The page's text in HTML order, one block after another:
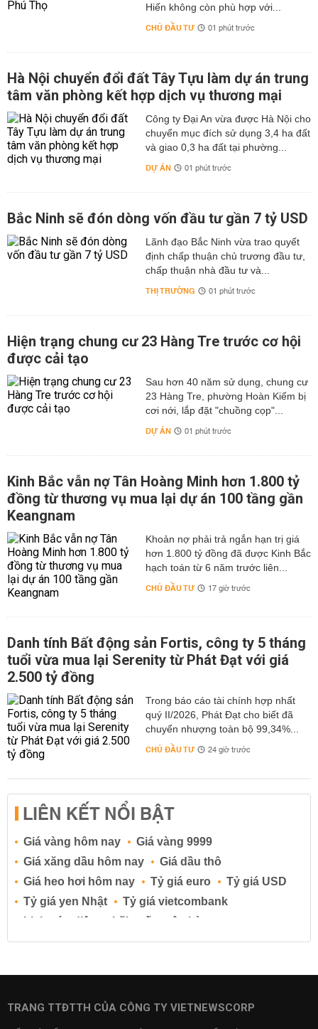
Hiến không còn phù hợp với...
CHỦ ĐẦU TƯ 01 phút trước
Hà Nội chuyển đổi đất Tây Tựu làm dự án trung
tâm văn phòng kết hợp dịch vụ thương mại
Công ty Đại An vừa được Hà Nội cho
chuyển mục đích sử dụng 3,4 ha đất
và giao 0,3 ha đất tại phường...
DỰ ÁN 01 phút trước
Bắc Ninh sẽ đón dòng vốn đầu tư gần 7 tỷ USD
Lãnh đạo Bắc Ninh vừa trao quyết
định chấp thuận chủ trương đầu tư,
chấp thuận nhà đầu tư và...
THỊ TRƯỜNG 01 phút trước
Hiện trạng chung cư 23 Hàng Tre trước cơ hội
được cải tạo
Sau hơn 40 năm sử dụng, chung cư
23 Hàng Tre, phường Hoàn Kiếm bị
cơi nới, lắp đặt "chuồng cọp"...
DỰ ÁN 01 phút trước
Kinh Bắc vẫn nợ Tân Hoàng Minh hơn 1.800 tỷ
đồng từ thương vụ mua lại dự án 100 tầng gần
Keangnam
hơn 1.800 tỷ đồng đã được Kinh Bắc
hạch toán từ 6 năm trước liên...
CHỦ ĐẦU TƯ 17 giờ trước
Danh tính Bất động sản Fortis, công ty 5 tháng
tuổi vừa mua lại Serenity từ Phát Đạt với giá
2.500 tỷ đồng
Trong báo cáo tài chính hợp nhất
quý II/2026, Phát Đạt cho biết đã
chuyển nhượng toàn bộ 99,34%...
CHỦ ĐẦU TƯ 24 giờ trước
LIÊN KẾT NỔI BẬT
Giá vàng hôm nay
Giá vàng 9999
Giá xăng dầu hôm nay
Giá dầu thô
Giá heo hơi hôm nay
Tỷ giá euro
Tỷ giá USD
Tỷ giá yen Nhật
Tỷ giá vietcombank
Lịch cúp điện
Lãi suất ngân hàng
Lãi suất tiết kiệm
Lãi suất tiền gửi
Lãi suất ngân hàng BIDV
TRANG TTĐTTH CỦA CÔNG TY VIETNEWSCORP